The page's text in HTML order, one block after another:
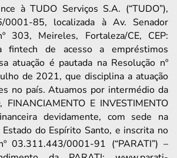
à TUDO Serviços S.A. (“TUDO”),
0001-85, localizada à Av. Senador
303, Meireles, Fortaleza/CE, CEP:
fintech de acesso a empréstimos
atuação é pautada na Resolução nº
de 2021, que disciplina a atuação
no país. Atuamos por intermédio da
FINANCIAMENTO E INVESTIMENTO
devidamente, com sede na
do Espírito Santo, e inscrita no
03.311.443/0001-91 (“PARATI”) –